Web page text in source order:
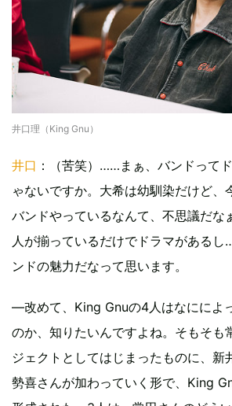
井口理（King Gnu）
井口 ：（苦笑）……まぁ、バンドって
ゃないですか。大希は幼馴染だけど、
バンドやっているなんて、不思議だな
人が揃っているだけでドラマがある
ンドの魅力だなって思います。
—改めて、King Gnuの4人はなにによ
のか、知りたいんですよね。そもそも
ジェクトとしてはじまったものに、新
勢喜さんが加わっていく形で、King